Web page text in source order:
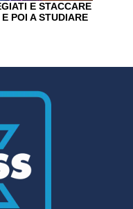
E STACCARE
POI A STUDIARE